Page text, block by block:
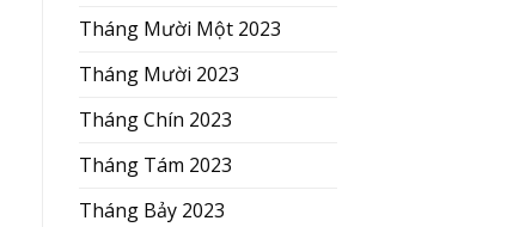
Tháng Mười Một 2023
Tháng Mười 2023
Tháng Chín 2023
Tháng Tám 2023
Tháng Bảy 2023